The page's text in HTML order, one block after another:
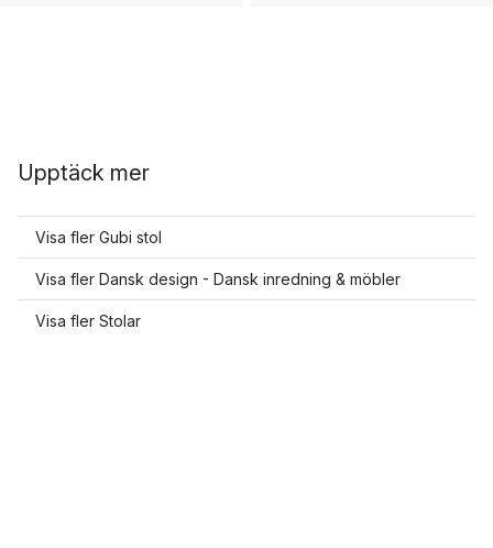
Upptäck mer
Visa fler Gubi stol
Visa fler Dansk design - Dansk inredning & möbler
Visa fler Stolar